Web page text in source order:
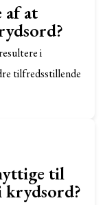
af at
i
tilfredsstillende
til
krydsord?